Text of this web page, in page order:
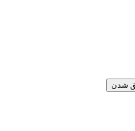
شدن